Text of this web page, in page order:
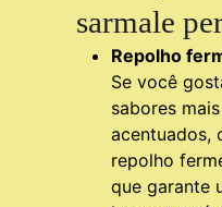
sarmale
Repolho
Se você
sabores mais
acentuados,
repolho
que garante